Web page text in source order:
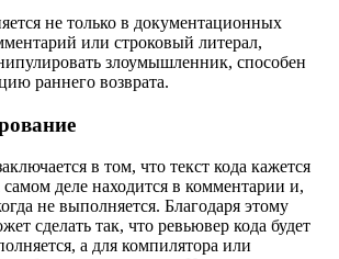
не только в документационных
или строковый литерал,
злоумышленник, способен
раннего возврата.
в том, что текст кода кажется
деле находится в комментарии и,
не выполняется. Благодаря этому
сделать так, что ревьювер кода будет
а для компилятора или